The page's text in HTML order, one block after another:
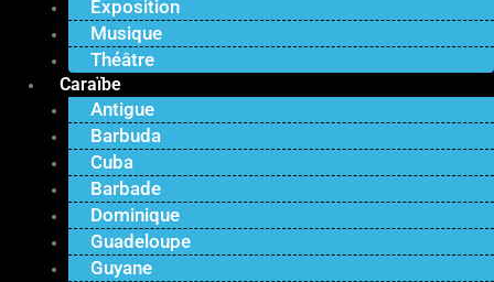
Exposition
Musique
Théâtre
Caraïbe
Antigue
Barbuda
Cuba
Barbade
Dominique
Guadeloupe
Guyane